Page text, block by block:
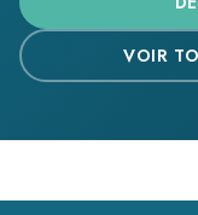
VOIR